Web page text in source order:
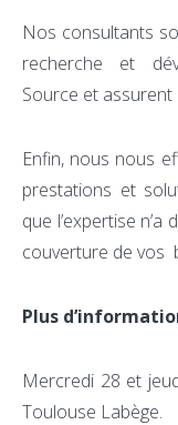
Nos consultants
recherche et
Source et
Enfin, nous nous
prestations et
que l’expertise
couverture de vos
Plus
Mercredi 28 et
Toulouse Labège.